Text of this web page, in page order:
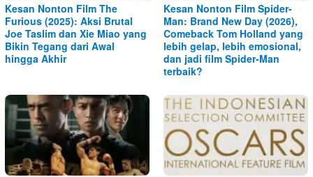
Kesan Nonton Film The
Furious (2025): Aksi Brutal
Joe Taslim dan Xie Miao yang
Bikin Tegang dari Awal
hingga Akhir
Kesan Nonton Film Spider-
Man: Brand New Day (2026),
Comeback Tom Holland yang
lebih gelap, lebih emosional,
dan jadi film Spider-Man
terbaik?